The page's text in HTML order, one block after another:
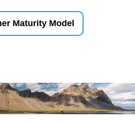
Maturity Model